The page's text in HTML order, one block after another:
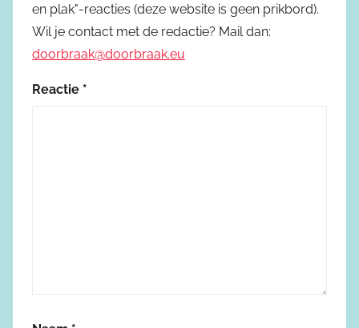
en plak"-reacties (deze website is geen prikbord).
Wil je contact met de redactie? Mail dan:
doorbraak@doorbraak.eu
Reactie *